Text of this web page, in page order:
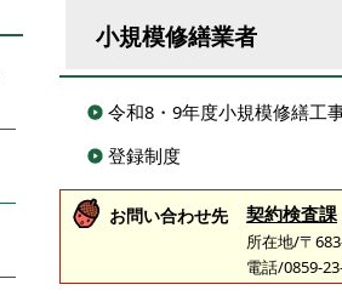
小規模修繕業者
令和8・9年度小規模修繕工
登録制度
お問い合わせ先 契約検査課
所在地/〒
電話/0859-